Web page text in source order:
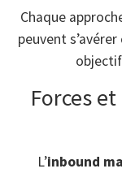
Chaque
peuvent
Forces
L’inbound